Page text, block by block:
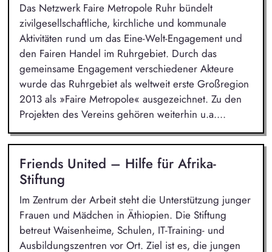
Das Netzwerk Faire Metropole Ruhr bündelt
zivilgesellschaftliche, kirchliche und kommunale
Aktivitäten rund um das Eine-Welt-Engagement und
den Fairen Handel im Ruhrgebiet. Durch das
gemeinsame Engagement verschiedener Akteure
wurde das Ruhrgebiet als weltweit erste Großregion
2013 als »Faire Metropole« ausgezeichnet. Zu den
Projekten des Vereins gehören weiterhin u.a....
Friends United – Hilfe für Afrika-
Stiftung
Im Zentrum der Arbeit steht die Unterstützung junger
Frauen und Mädchen in Äthiopien. Die Stiftung
betreut Waisenheime, Schulen, IT-Training- und
Ausbildungszentren vor Ort. Ziel ist es, die jungen